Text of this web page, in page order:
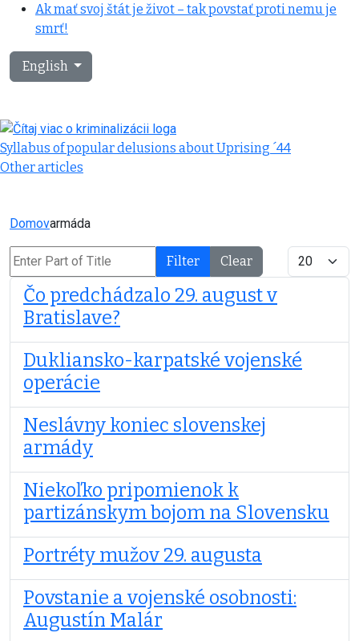
Ak mať svoj štát je život – tak povstať proti nemu je
smrť!
Select your language
English
Syllabus of popular delusions about Uprising ´44
Other articles
Domovarmáda
Enter Part of Title Filter Clear Display #
Čo predchádzalo 29. august v
Bratislave?
Dukliansko-karpatské vojenské
operácie
Neslávny koniec slovenskej
armády
Niekoľko pripomienok k
partizánskym bojom na Slovensku
Portréty mužov 29. augusta
Povstanie a vojenské osobnosti:
Augustín Malár